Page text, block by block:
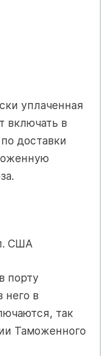
уплаченная
включать в
доставки
США
порту
него в
так
Таможенного